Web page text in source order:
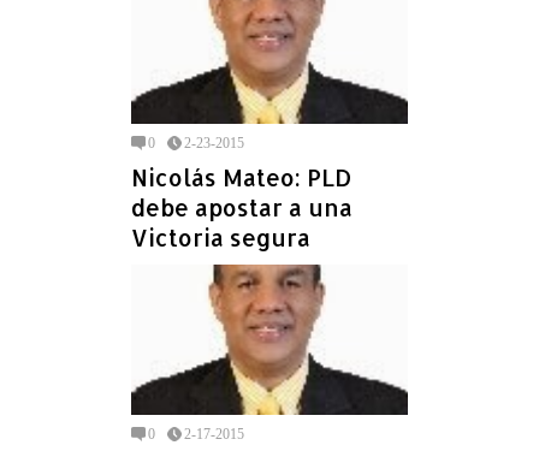
0 2-23-2015
Nicolás Mateo: PLD
debe apostar a una
Victoria segura
0 2-17-2015